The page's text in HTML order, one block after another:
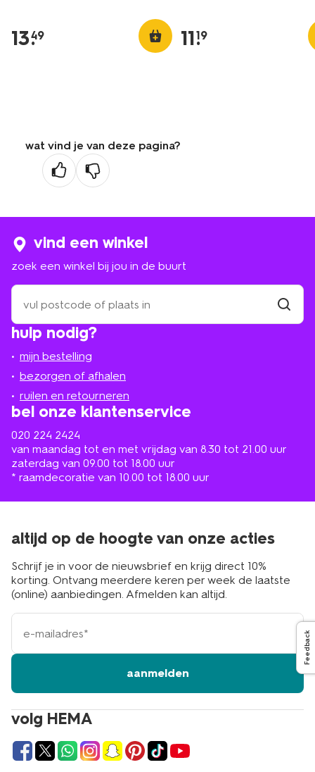
13.
49 11.
19
wat vind je van deze pagina?
hulp nodig?
mijn bestelling
bezorgen of afhalen
ruilen en retourneren
bel onze klantenservice
020 224 2424
van maandag tot en met vrijdag van 8.30 tot 21.00 uur
zaterdag van 09.00 tot 18.00 uur
* raamdecoratie van 10.00 tot 18.00 uur
vind een winkel
zoek een winkel bij jou in de buurt
zoek
een
winkel
bij
in
de
buurt
volg HEMA
altijd op de hoogte van onze acties
Schrijf je in voor de nieuwsbrief en krijg direct 10%
korting. Ontvang meerdere keren per week de laatste
(online) aanbiedingen. Afmelden kan altijd.
e-
mailadres
aanmelden
Feedback